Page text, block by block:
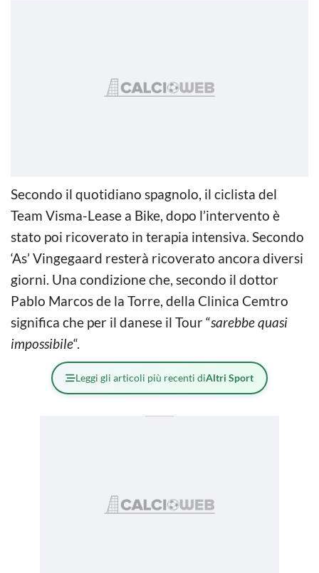
Secondo il quotidiano spagnolo, il ciclista del
Team Visma-Lease a Bike, dopo l’intervento è
stato poi ricoverato in terapia intensiva. Secondo
‘As’ Vingegaard resterà ricoverato ancora diversi
giorni. Una condizione che, secondo il dottor
Pablo Marcos de la Torre, della Clinica Cemtro
significa che per il danese il Tour “sarebbe quasi
impossibile“.
Leggi gli articoli più recenti diAltri Sport